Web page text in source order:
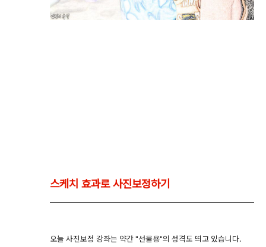
스케치 효과로 사진보정하기
오늘 사진보정 강좌는 약간 "선물용"의 성격도 띄고 있습니다.